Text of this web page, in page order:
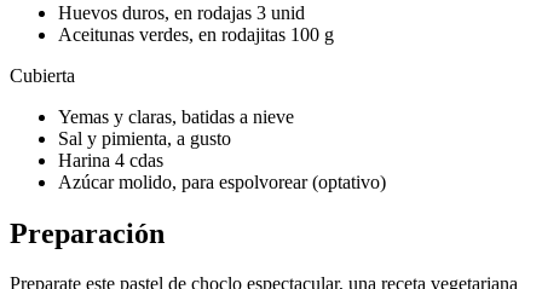
Huevos duros, en rodajas 3 unid
Aceitunas verdes, en rodajitas 100 g
Cubierta
Yemas y claras, batidas a nieve
Sal y pimienta, a gusto
Harina 4 cdas
Azúcar molido, para espolvorear (optativo)
Preparación
Preparate este pastel de choclo espectacular, una receta vegetariana